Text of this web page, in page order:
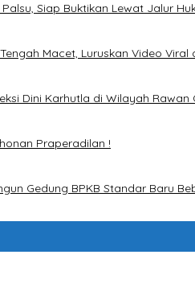
Siap Buktikan Lewat Jalur
Macet, Luruskan Video
Dini Karhutla di Wilayah Rawan
Praperadilan !
Gedung BPKB Standar Baru